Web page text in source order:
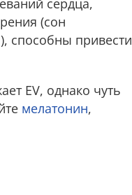
сердца,
(сон
способны привести
EV, однако чуть
мелатонин,